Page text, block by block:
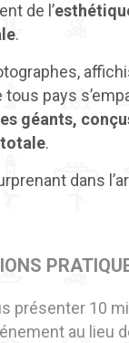
de l’
.
pays
géants,
.
dans
présenter 10
au lieu